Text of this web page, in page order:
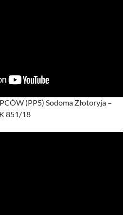
(PP5) Sodoma Złotoryja –
851/18